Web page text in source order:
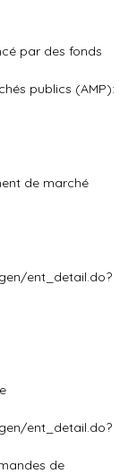
par des fonds
publics (AMP):
de marché
ent_detail.do?
ent_detail.do?
de